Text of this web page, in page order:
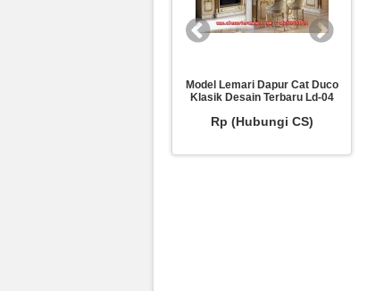
Model Lemari Dapur Cat Duco
Klasik Desain Terbaru Ld-04
Rp (Hubungi CS)